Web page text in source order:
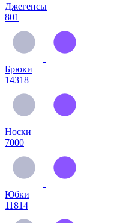
Джегенсы
801
Брюки
14318
Носки
7000
Юбки
11814